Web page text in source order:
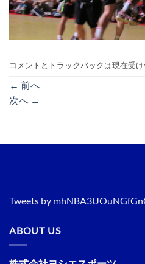
コメントとトラックバックは現在受け
← 前へ
次へ →
Tweets by
ABOUT US